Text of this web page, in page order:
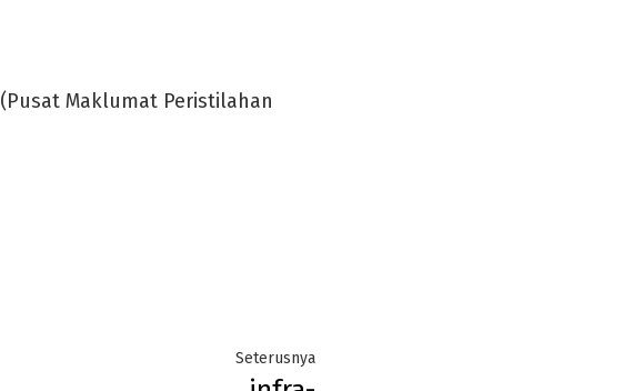
(Pusat Maklumat Peristilahan
SeterusnyaNext